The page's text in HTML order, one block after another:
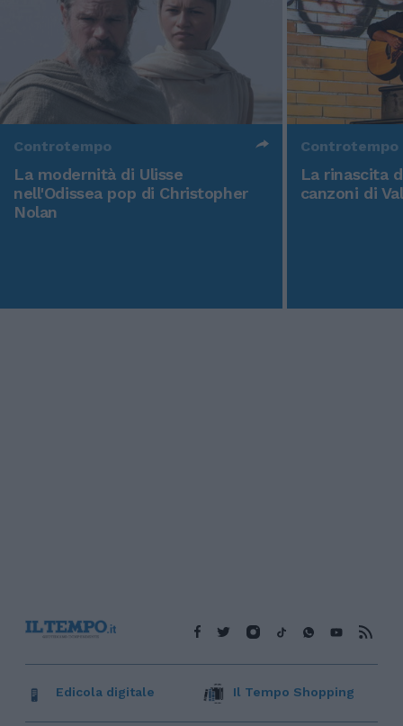
Controtempo
La modernità di Ulisse
nell'Odissea pop di Christopher
Nolan
Controtempo
La rinascita
canzoni di
Edicola digitale Il Tempo Shopping